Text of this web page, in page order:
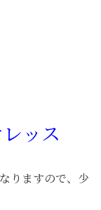
ッス
りますので、少